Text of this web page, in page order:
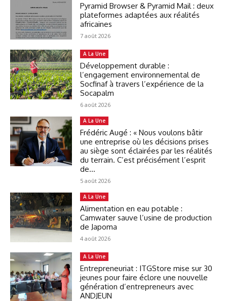
Pyramid Browser & Pyramid Mail : deux
plateformes adaptées aux réalités
africaines
7 août 2026
A La Une
Développement durable :
l’engagement environnemental de
Socfinaf à travers l’expérience de la
Socapalm
6 août 2026
A La Une
Frédéric Augé : « Nous voulons bâtir
une entreprise où les décisions prises
au siège sont éclairées par les réalités
du terrain. C’est précisément l’esprit
de...
5 août 2026
A La Une
Alimentation en eau potable :
Camwater sauve l’usine de production
de Japoma
4 août 2026
A La Une
Entrepreneuriat : ITGStore mise sur 30
jeunes pour faire éclore une nouvelle
génération d’entrepreneurs avec
ANDJEUN